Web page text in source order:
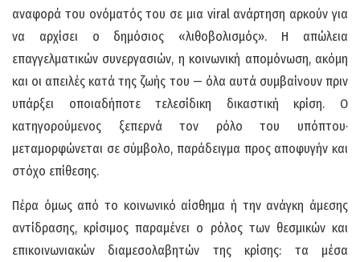
αναφορά του ονόματός του σε μια viral ανάρτηση αρκούν για
να αρχίσει ο δημόσιος «λιθοβολισμός». Η απώλεια
επαγγελματικών συνεργασιών, η κοινωνική απομόνωση, ακόμη
και οι απειλές κατά της ζωής του — όλα αυτά συμβαίνουν πριν
υπάρξει οποιαδήποτε τελεσίδικη δικαστική κρίση. Ο
κατηγορούμενος ξεπερνά τον ρόλο του υπόπτου·
μεταμορφώνεται σε σύμβολο, παράδειγμα προς αποφυγήν και
στόχο επίθεσης.
Πέρα όμως από το κοινωνικό αίσθημα ή την ανάγκη άμεσης
αντίδρασης, κρίσιμος παραμένει ο ρόλος των θεσμικών και
επικοινωνιακών διαμεσολαβητών της κρίσης: τα μέσα